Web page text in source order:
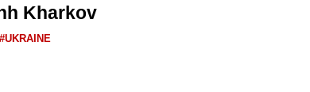
Kharkov
#UKRAINE